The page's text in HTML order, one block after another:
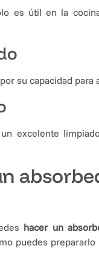
es útil en la
su capacidad
excelente
hacer un
puedes